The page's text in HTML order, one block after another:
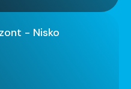
- Nisko